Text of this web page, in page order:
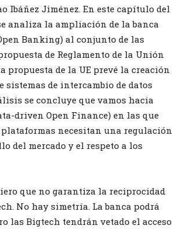
Ibáñez Jiménez. En este capítulo del
analiza la ampliación de la banca
Banking) al conjunto de las
de Reglamento de la Unión
propuesta de la UE prevé la creación
sistemas de intercambio de datos
se concluye que vamos hacia
driven Open Finance) en las que
necesitan una regulación
del mercado y el respeto a los
que no garantiza la reciprocidad
No hay simetría. La banca podrá
las Bigtech tendrán vetado el acceso